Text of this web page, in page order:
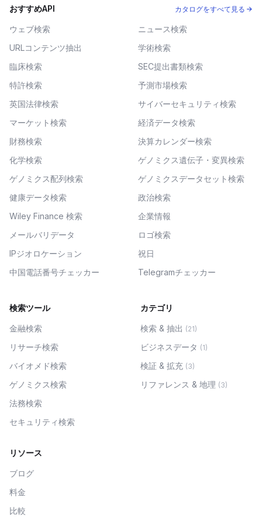
おすすめAPI カタログをすべて見る →
ウェブ検索
ニュース検索
URLコンテンツ抽出
学術検索
臨床検索
SEC提出書類検索
特許検索
予測市場検索
英国法律検索
サイバーセキュリティ検索
マーケット検索
経済データ検索
財務検索
決算カレンダー検索
化学検索
ゲノミクス遺伝子・変異検索
ゲノミクス配列検索
ゲノミクスデータセット検索
健康データ検索
政治検索
Wiley Finance 検索
企業情報
メールバリデータ
ロゴ検索
IPジオロケーション
祝日
中国電話番号チェッカー
Telegramチェッカー
検索ツール
金融検索
リサーチ検索
バイオメド検索
ゲノミクス検索
法務検索
セキュリティ検索
カテゴリ
検索 & 抽出 (21)
ビジネスデータ (1)
検証 & 拡充 (3)
リファレンス & 地理 (3)
リソース
ブログ
料金
比較